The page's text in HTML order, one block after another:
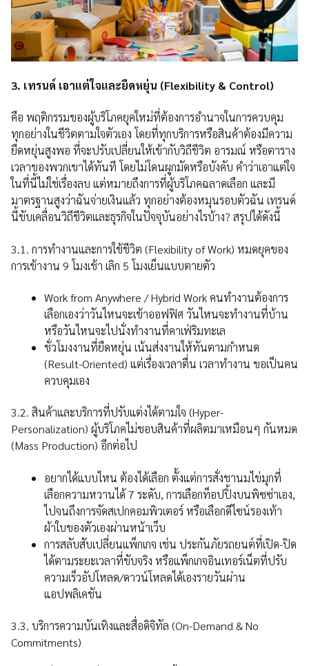
3. เทรนด์ เอาแต่ใจและยืดหยุ่น (Flexibility & Control)
คือ พฤติกรรมของผู้บริโภคยุคใหม่ที่ต้องการอำนาจในการควบคุม
ทุกอย่างในชีวิตตามใจตัวเอง โดยที่ทุกบริการหรือสินค้าต้องมีความ
ยืดหยุ่นสูงพอ ที่จะปรับเปลี่ยนให้เข้ากับวิถีชีวิต อารมณ์ หรือตาราง
เวลาของพวกเขาได้ทันที โดยไม่โดนผูกมัดหรือบังคับ คำว่าเอาแต่ใจ
ในที่นี้ไม่ใช่เรื่องลบ แต่หมายถึงการที่ผู้บริโภคฉลาดเลือก และมี
มาตรฐานสูงว่าฉันจ่ายเงินแล้ว ทุกอย่างต้องหมุนรอบตัวฉัน เทรนด์
นี้ขับเคลื่อนวิถีชีวิตและธุรกิจในปัจจุบันอย่างไรบ้าง? สรุปได้ดังนี้
3.1. การทำงานและการใช้ชีวิต (Flexibility of Work) หมดยุคของ
การเข้างาน 9 โมงเช้า เลิก 5 โมงเย็นแบบตายตัว
Work from Anywhere / Hybrid Work คนทำงานต้องการ
เลือกเองว่าวันไหนจะเข้าออฟฟิศ วันไหนจะทำงานที่บ้าน
หรือวันไหนจะไปนั่งทำงานที่คาเฟ่ริมทะเล
ชั่วโมงงานที่ยืดหยุ่น เน้นส่งงานให้ทันตามกำหนด
(Result-Oriented) แต่เรื่องเวลาตื่น เวลาทำงาน ขอเป็นคน
ควบคุมเอง
3.2. สินค้าและบริการที่ปรับแต่งได้ตามใจ (Hyper-
Personalization) ผู้บริโภคไม่ชอบสินค้าที่ผลิตมาเหมือนๆ กันหมด
(Mass Production) อีกต่อไป
อยากได้แบบไหน ต้องได้เลือก ตั้งแต่การสั่งชานมไข่มุกที่
เลือกความหวานได้ 7 ระดับ, การเลือกท็อปปิ้งบนพิซซ่าเอง,
ไปจนถึงการจัดสเปกคอมพิวเตอร์ หรือเลือกดีไซน์รองเท้า
ผ้าใบของตัวเองผ่านหน้าเว็บ
การสลับสับเปลี่ยนแพ็กเกจ เช่น ประกันภัยรถยนต์ที่เปิด-ปิด
ได้ตามระยะเวลาที่ขับจริง หรือแพ็กเกจอินเทอร์เน็ตที่ปรับ
ความเร็วอัปโหลด/ดาวน์โหลดได้เองรายวันผ่าน
แอปพลิเคชัน
3.3. บริการความบันเทิงและสื่อดิจิทัล (On-Demand & No
Commitments)